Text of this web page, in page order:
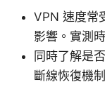
VPN 速度常
影響。實測
同時了解是
斷線恢復機制